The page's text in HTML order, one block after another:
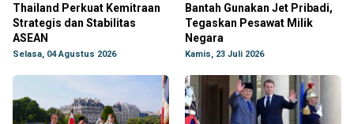
Thailand Perkuat Kemitraan
Strategis dan Stabilitas
ASEAN
Selasa, 04 Agustus 2026
Bantah Gunakan Jet Pribadi,
Tegaskan Pesawat Milik
Negara
Kamis, 23 Juli 2026